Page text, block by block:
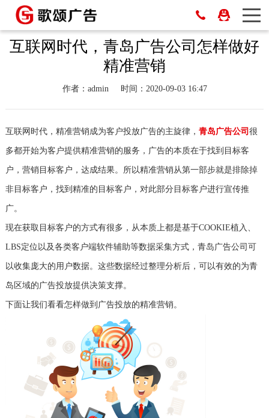
互联网时代，青岛广告公司怎样做好
精准营销
作者：admin 时间：2020-09-03 16:47
互联网时代，精准营销成为客户投放广告的主旋律， 青岛广告公司 很
多都开始为客户提供精准营销的服务，广告的本质在于找到目标客
户，营销目标客户，达成结果。所以精准营销从第一部步就是排除掉
非目标客户，找到精准的目标客户，对此部分目标客户进行宣传推
广。
现在获取目标客户的方式有很多，从本质上都是基于COOKIE植入、
LBS定位以及各类客户端软件辅助等数据采集方式，青岛广告公司可
以收集庞大的用户数据。这些数据经过整理分析后，可以有效的为青
岛区域的广告投放提供决策支撑。
下面让我们看看怎样做到广告投放的精准营销。